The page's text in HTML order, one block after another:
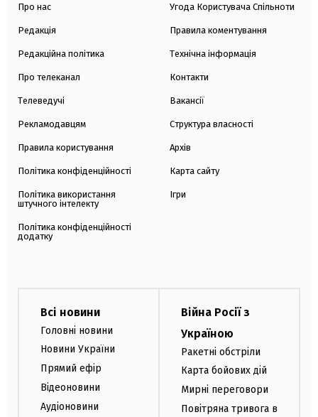
Про нас
Редакція
Редакційна політика
Про телеканал
Телеведучі
Рекламодавцям
Правила користування
Політика конфіденційності
Політика використання
штучного інтелекту
Політика конфіденційності
додатку
Угода Користувача Спільноти
Правила коментування
Технічна інформація
Контакти
Вакансії
Структура власності
Архів
Карта сайту
Ігри
Всі новини
Головні новини
Новини України
Прямий ефір
Відеоновини
Аудіоновини
Війна Росії з
Україною
Ракетні обстріли
Карта бойових дій
Мирні переговори
Повітряна тривога в